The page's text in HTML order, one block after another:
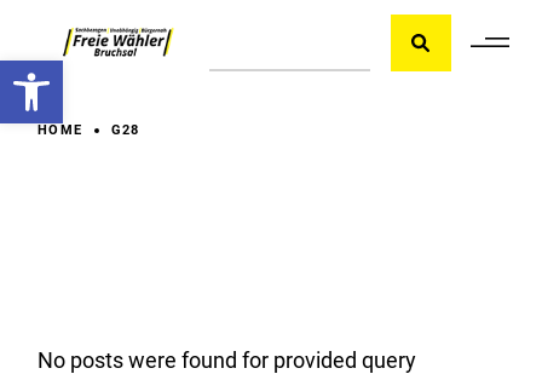
Werkzeugleiste öffnen
content
HOME G28
No posts were found for provided query